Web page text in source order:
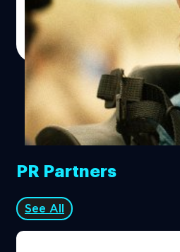
ปรีดี ฤกษ์วลีกุล
Read More
PR Partners
See All